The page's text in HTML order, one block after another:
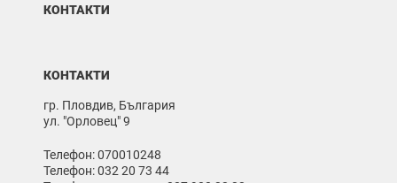
КОНТАКТИ
КОНТАКТИ
гр. Пловдив, България
ул. "Орловец" 9
Телефон: 070010248
Телефон: 032 20 73 44